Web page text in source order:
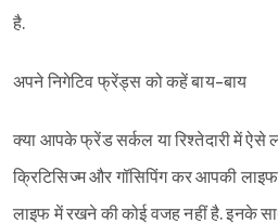
है.
अपने निगेटिव फ्रेंड्स को कहें बाय-बाय
क्या आपके फ्रेंड सर्कल या रिश्तेदारी में ऐसे
क्रिटिसिज्म और गॉसिपिंग कर आपकी
लाइफ में रखने की कोई वजह नहीं है. इनके